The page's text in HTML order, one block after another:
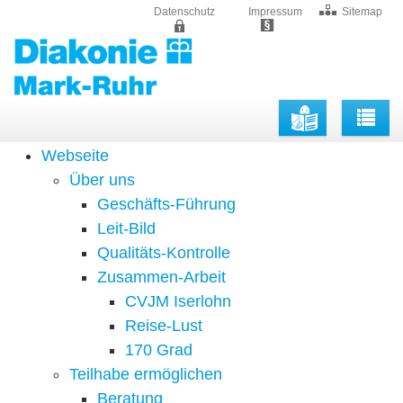
Datenschutz Impressum Sitemap
Webseite
Über uns
Geschäfts-Führung
Leit-Bild
Qualitäts-Kontrolle
Zusammen-Arbeit
CVJM Iserlohn
Reise-Lust
170 Grad
Teilhabe ermöglichen
Beratung